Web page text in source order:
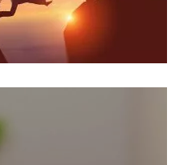
כנסים